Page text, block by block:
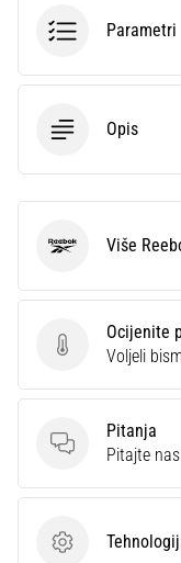
Parametri
Opis
Ocijenite
Ocijenite
Voljeli
Pitanja
Pitanja
Pitajte
Tehnologija
ReebokViše